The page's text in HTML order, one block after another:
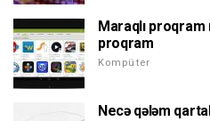
Maraqlı
proqram
Kompüter
Necə qələm